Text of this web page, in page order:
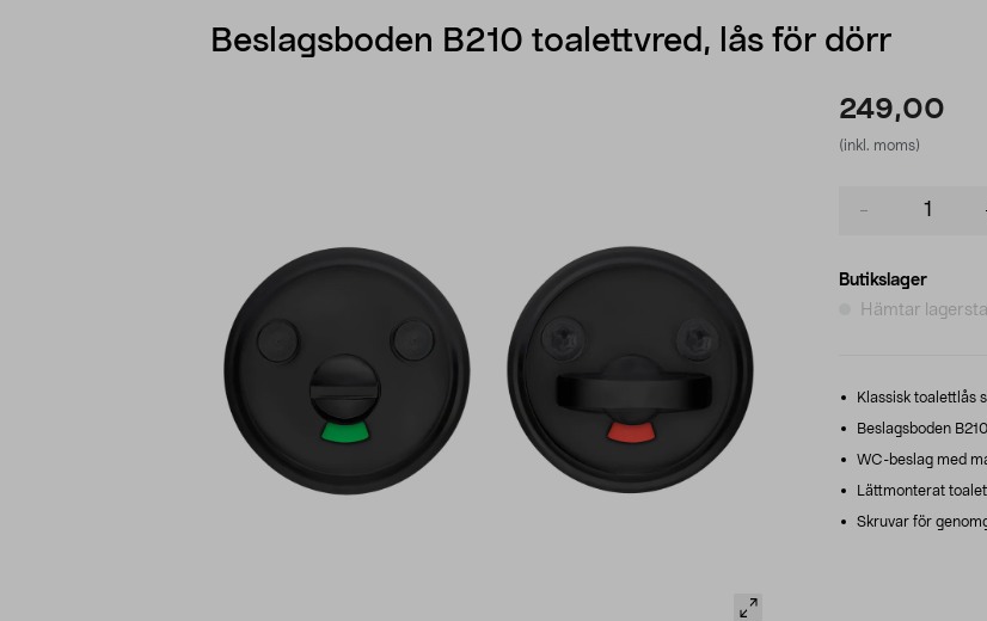
Beslagsboden B210 toalettvred, lås för dörr
249,00
(inkl. moms)
Butikslager
Hämtar
Klassisk toalettlås
Beslagsboden
WC-beslag med
Lättmonterat
Skruvar för